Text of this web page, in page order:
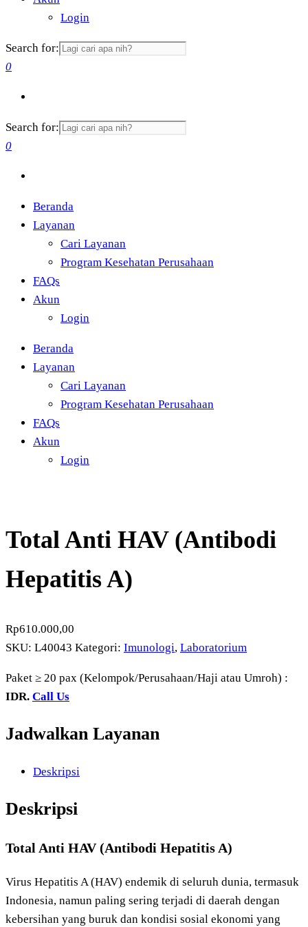
Login
Search for:
0
Search for:
0
Beranda
Layanan
Cari Layanan
Program Kesehatan Perusahaan
FAQs
Akun
Login
Beranda
Layanan
Cari Layanan
Program Kesehatan Perusahaan
FAQs
Akun
Login
Total Anti HAV (Antibodi
Hepatitis A)
Rp610.000,00
SKU: L40043 Kategori: Imunologi, Laboratorium
Paket ≥ 20 pax (Kelompok/Perusahaan/Haji atau Umroh) :
IDR. Call Us
Jadwalkan Layanan
Deskripsi
Deskripsi
Total Anti HAV (Antibodi Hepatitis A)
Virus Hepatitis A (HAV) endemik di seluruh dunia, termasuk
Indonesia, namun paling sering terjadi di daerah dengan
kebersihan yang buruk dan kondisi sosial ekonomi yang